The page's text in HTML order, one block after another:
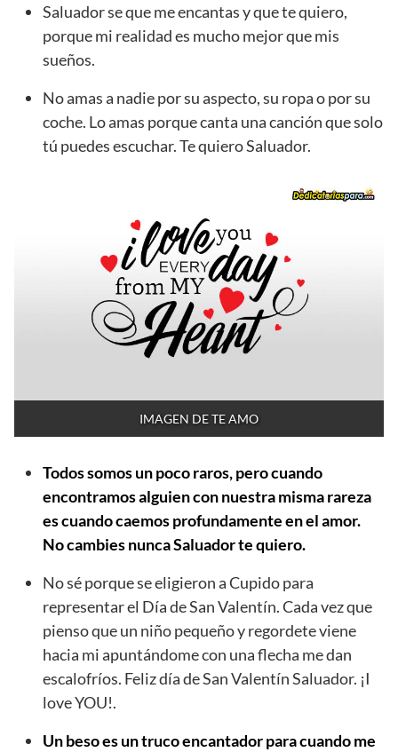
Saluador se que me encantas y que te quiero,
porque mi realidad es mucho mejor que mis
sueños.
No amas a nadie por su aspecto, su ropa o por su
coche. Lo amas porque canta una canción que solo
tú puedes escuchar. Te quiero Saluador.
IMAGEN DE TE AMO
Todos somos un poco raros, pero cuando
encontramos alguien con nuestra misma rareza
es cuando caemos profundamente en el amor.
No cambies nunca Saluador te quiero.
No sé porque se eligieron a Cupido para
representar el Día de San Valentín. Cada vez que
pienso que un niño pequeño y regordete viene
hacia mi apuntándome con una flecha me dan
escalofríos. Feliz día de San Valentín Saluador. ¡I
love YOU!.
Un beso es un truco encantador para cuando me